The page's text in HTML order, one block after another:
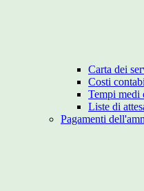
Carta dei
Costi
Tempi medi
Liste di
Pagamenti